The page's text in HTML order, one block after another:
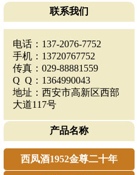
联系我们
电话：137-2076-7752
手机：13720767752
传真：029-88881559
Q Q：1364990043
地址：西安市高新区西部
大道117号
产品名称
西凤酒1952金尊二十年